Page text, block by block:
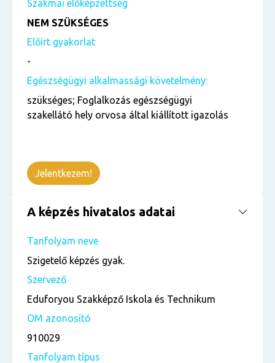
Szakmai előképzettség
NEM SZÜKSÉGES
Előírt gyakorlat
-
Egészségügyi alkalmassági követelmény:
szükséges; Foglalkozás egészségügyi
szakellátó hely orvosa által kiállított igazolás
Jelentkezem!
A képzés hivatalos adatai
Tanfolyam neve
Szigetelő képzés gyak.
Szervező
Eduforyou Szakképző Iskola és Technikum
OM azonosító
910029
Tanfolyam típus